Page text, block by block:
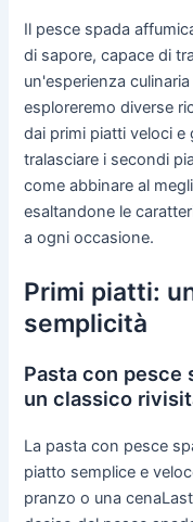
Il pesce spada
di sapore, capace di
un'esperienza
esploreremo diverse
dai primi piatti veloci
tralasciare i secondi
come abbinare al
esaltandone le
a ogni occasione.
Primi piatti:
semplicità
Pasta con pesce
un classico
La pasta con pesce
piatto semplice e
pranzo o una